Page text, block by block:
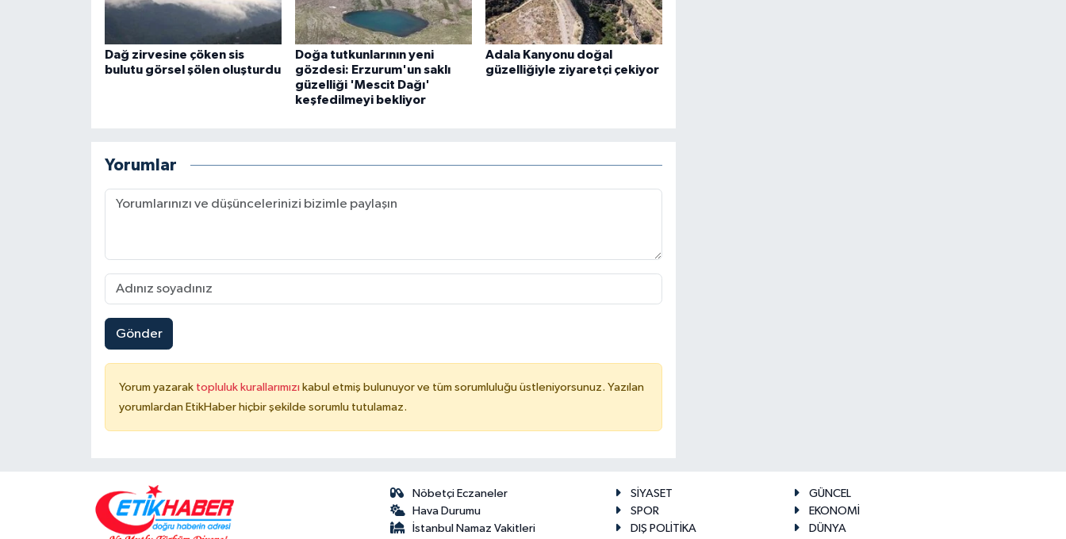
Dağ zirvesine çöken sis
bulutu görsel şölen oluşturdu
Doğa tutkunlarının yeni
gözdesi: Erzurum'un saklı
güzelliği 'Mescit Dağı'
keşfedilmeyi bekliyor
Adala Kanyonu doğal
güzelliğiyle ziyaretçi çekiyor
Yorumlar
Gönder
Yorum yazarak topluluk kurallarımızı kabul etmiş bulunuyor ve tüm sorumluluğu üstleniyorsunuz. Yazılan
yorumlardan EtikHaber hiçbir şekilde sorumlu tutulamaz.
Nöbetçi Eczaneler
Hava Durumu
İstanbul Namaz Vakitleri
SİYASET
GÜNCEL
SPOR
EKONOMİ
DIŞ POLİTİKA
DÜNYA